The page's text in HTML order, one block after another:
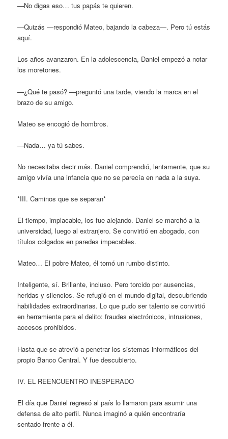
—No digas eso… tus papás te quieren.
—Quizás —respondió Mateo, bajando la cabeza—. Pero tú estás
aquí.
Los años avanzaron. En la adolescencia, Daniel empezó a notar
los moretones.
—¿Qué te pasó? —preguntó una tarde, viendo la marca en el
brazo de su amigo.
Mateo se encogió de hombros.
—Nada… ya tú sabes.
No necesitaba decir más. Daniel comprendió, lentamente, que su
amigo vivía una infancia que no se parecía en nada a la suya.
*III. Caminos que se separan*
El tiempo, implacable, los fue alejando. Daniel se marchó a la
universidad, luego al extranjero. Se convirtió en abogado, con
títulos colgados en paredes impecables.
Mateo… El pobre Mateo, él tomó un rumbo distinto.
Inteligente, sí. Brillante, incluso. Pero torcido por ausencias,
heridas y silencios. Se refugió en el mundo digital, descubriendo
habilidades extraordinarias. Lo que pudo ser talento se convirtió
en herramienta para el delito: fraudes electrónicos, intrusiones,
accesos prohibidos.
Hasta que se atrevió a penetrar los sistemas informáticos del
propio Banco Central. Y fue descubierto.
IV. EL REENCUENTRO INESPERADO
El día que Daniel regresó al país lo llamaron para asumir una
defensa de alto perfil. Nunca imaginó a quién encontraría
sentado frente a él.